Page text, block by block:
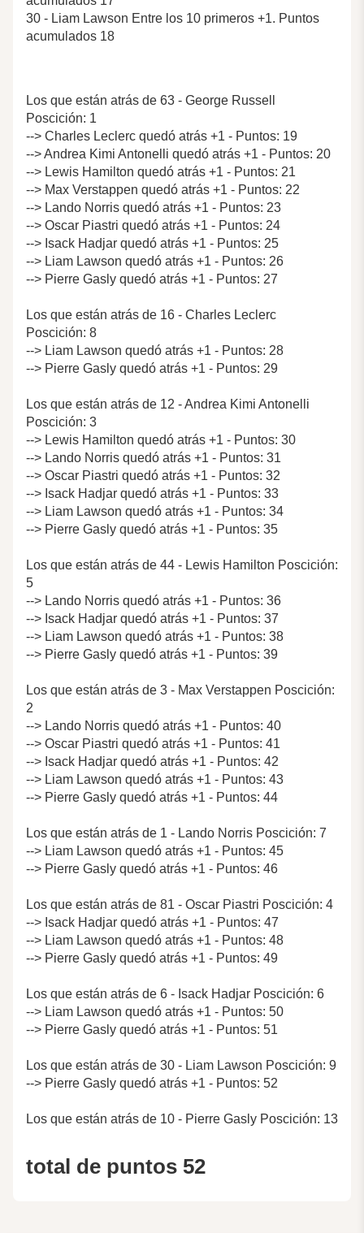
30 - Liam Lawson Entre los 10 primeros +1. Puntos
acumulados 18
Los que están atrás de 63 - George Russell
Poscición: 1
--> Charles Leclerc quedó atrás +1 - Puntos: 19
--> Andrea Kimi Antonelli quedó atrás +1 - Puntos: 20
--> Lewis Hamilton quedó atrás +1 - Puntos: 21
--> Max Verstappen quedó atrás +1 - Puntos: 22
--> Lando Norris quedó atrás +1 - Puntos: 23
--> Oscar Piastri quedó atrás +1 - Puntos: 24
--> Isack Hadjar quedó atrás +1 - Puntos: 25
--> Liam Lawson quedó atrás +1 - Puntos: 26
--> Pierre Gasly quedó atrás +1 - Puntos: 27
Los que están atrás de 16 - Charles Leclerc
Poscición: 8
--> Liam Lawson quedó atrás +1 - Puntos: 28
--> Pierre Gasly quedó atrás +1 - Puntos: 29
Los que están atrás de 12 - Andrea Kimi Antonelli
Poscición: 3
--> Lewis Hamilton quedó atrás +1 - Puntos: 30
--> Lando Norris quedó atrás +1 - Puntos: 31
--> Oscar Piastri quedó atrás +1 - Puntos: 32
--> Isack Hadjar quedó atrás +1 - Puntos: 33
--> Liam Lawson quedó atrás +1 - Puntos: 34
--> Pierre Gasly quedó atrás +1 - Puntos: 35
Los que están atrás de 44 - Lewis Hamilton Poscición:
5
--> Lando Norris quedó atrás +1 - Puntos: 36
--> Isack Hadjar quedó atrás +1 - Puntos: 37
--> Liam Lawson quedó atrás +1 - Puntos: 38
--> Pierre Gasly quedó atrás +1 - Puntos: 39
Los que están atrás de 3 - Max Verstappen Poscición:
2
--> Lando Norris quedó atrás +1 - Puntos: 40
--> Oscar Piastri quedó atrás +1 - Puntos: 41
--> Isack Hadjar quedó atrás +1 - Puntos: 42
--> Liam Lawson quedó atrás +1 - Puntos: 43
--> Pierre Gasly quedó atrás +1 - Puntos: 44
Los que están atrás de 1 - Lando Norris Poscición: 7
--> Liam Lawson quedó atrás +1 - Puntos: 45
--> Pierre Gasly quedó atrás +1 - Puntos: 46
Los que están atrás de 81 - Oscar Piastri Poscición: 4
--> Isack Hadjar quedó atrás +1 - Puntos: 47
--> Liam Lawson quedó atrás +1 - Puntos: 48
--> Pierre Gasly quedó atrás +1 - Puntos: 49
Los que están atrás de 6 - Isack Hadjar Poscición: 6
--> Liam Lawson quedó atrás +1 - Puntos: 50
--> Pierre Gasly quedó atrás +1 - Puntos: 51
Los que están atrás de 30 - Liam Lawson Poscición: 9
--> Pierre Gasly quedó atrás +1 - Puntos: 52
Los que están atrás de 10 - Pierre Gasly Poscición: 13
total de puntos 52